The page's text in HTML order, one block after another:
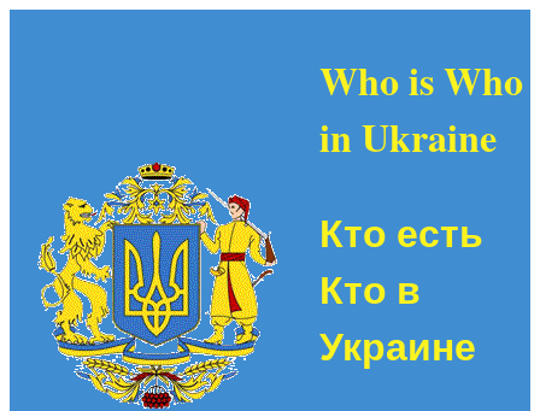
Who is Who
in Ukraine
Кто есть
Кто в
Украине